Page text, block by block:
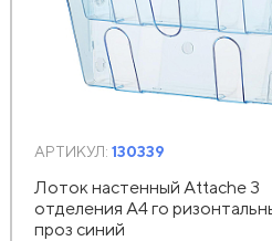
АРТИКУЛ: 130339
Лоток настенный Attache 3
отделения А4 го
проз синий